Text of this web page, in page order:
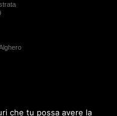
che tu possa avere la